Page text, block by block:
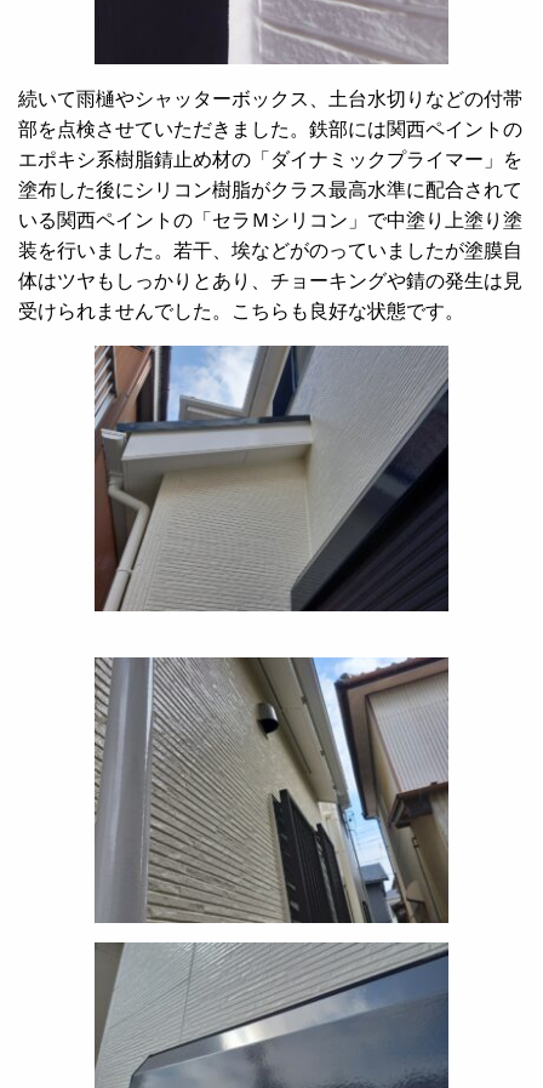
続いて雨樋やシャッターボックス、土台水切りなどの付帯
部を点検させていただきました。鉄部には関西ペイントの
エポキシ系樹脂錆止め材の「ダイナミックプライマー」を
塗布した後にシリコン樹脂がクラス最高水準に配合されて
いる関西ペイントの「セラＭシリコン」で中塗り上塗り塗
装を行いました。若干、埃などがのっていましたが塗膜自
体はツヤもしっかりとあり、チョーキングや錆の発生は見
受けられませんでした。こちらも良好な状態です。